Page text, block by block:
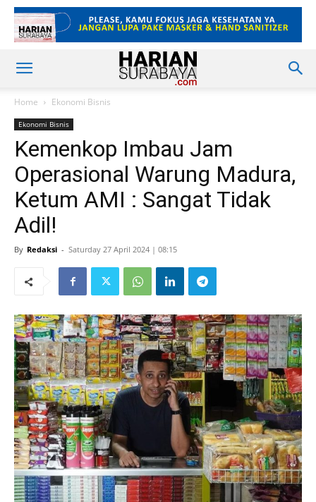
Home Ekonomi Bisnis
Ekonomi Bisnis
Kemenkop Imbau Jam
Operasional Warung Madura,
Ketum AMI : Sangat Tidak
Adil!
By Redaksi - Saturday 27 April 2024 | 08:15